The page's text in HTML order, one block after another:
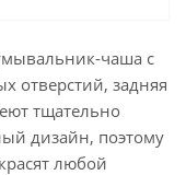
чаша с
отверстий, задняя
тщательно
дизайн, поэтому
любой